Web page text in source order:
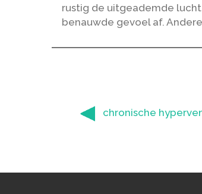
rustig de uitgeademde
benauwde gevoel af.
chronische